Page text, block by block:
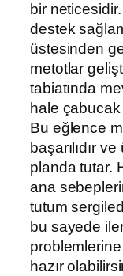
bir
destek
üstesinden
metotlar
tabiatında
hale
Bu eğlence
başarılıdır
planda tutar.
ana
tutum
bu sayede
problemlerine
hazır